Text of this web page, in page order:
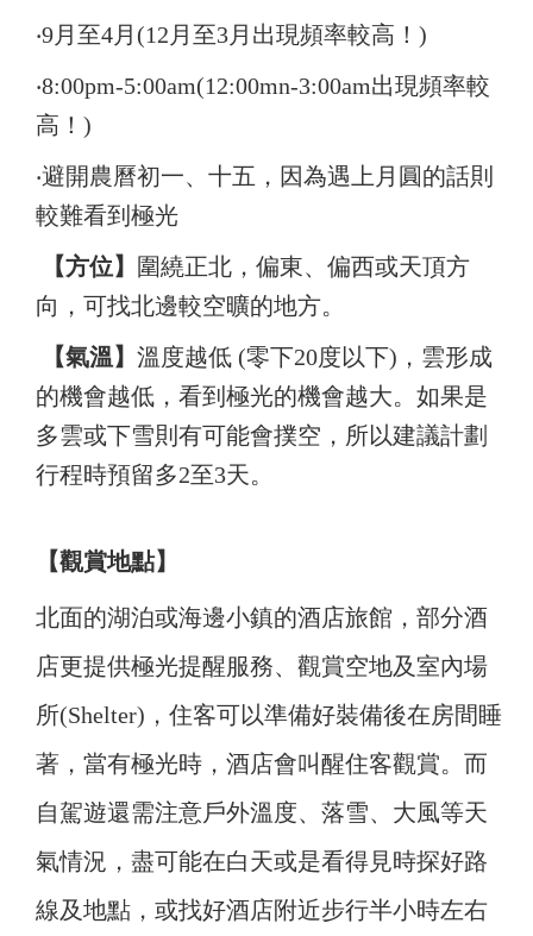
‧9月至4月 (12月至3月出現頻率較高！)
‧8:00pm-5:00am(12:00mn-3:00am出現頻率較
高！)
‧避開農曆初一、十五，因為遇上月圓的話則
較難看到極光
【方位】 圍繞正北，偏東、偏西或天頂方
向，可找北邊較空曠的地方。
【氣溫】 溫度越低 (零下20度以下)，雲形成
的機會越低，看到極光的機會越大。如果是
多雲或下雪則有可能會撲空，所以建議計劃
行程時預留多2至3天。
【觀賞地點】
北面的湖泊或海邊小鎮的酒店旅館，部分酒
店更提供極光提醒服務、觀賞空地及室內場
所(Shelter)，住客可以準備好裝備後在房間睡
著，當有極光時，酒店會叫醒住客觀賞。而
自駕遊還需注意戶外溫度、落雪、大風等天
氣情況，盡可能在白天或是看得見時探好路
線及地點，或找好酒店附近步行半小時左右